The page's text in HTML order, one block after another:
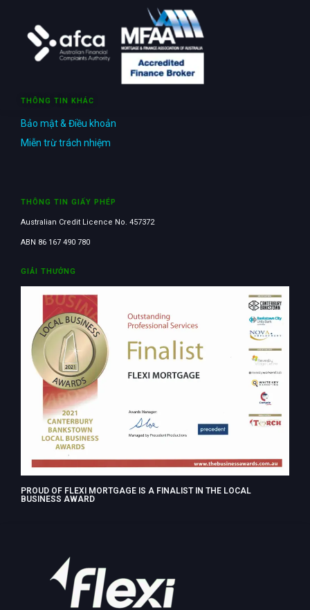
THÔNG TIN GIẤY PHÉP
Australian Credit Licence No. 457372
ABN 86 167 490 780
GIẢI THƯỞNG
PROUD OF FLEXI MORTGAGE IS A FINALIST IN THE LOCAL
BUSINESS AWARD
THÔNG TIN KHÁC
Bảo mật & Điều khoản
Miễn trừ trách nhiệm